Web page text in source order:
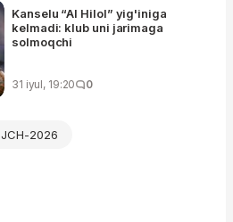
Kanselu “Al Hilol” yig'iniga
kelmadi: klub uni jarimaga
solmoqchi
31 iyul, 19:20 0
JCH-2026